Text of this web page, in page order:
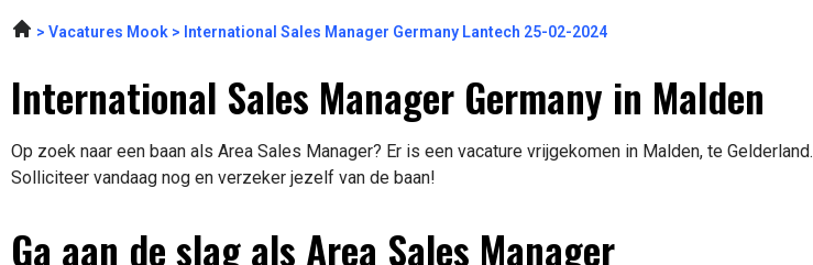
Vacatures Mook International Sales Manager Germany Lantech 25-02-2024
International Sales Manager Germany in Malden
Op zoek naar een baan als Area Sales Manager? Er is een vacature vrijgekomen in Malden, te Gelderland.
Solliciteer vandaag nog en verzeker jezelf van de baan!
Ga aan de slag als Area Sales Manager